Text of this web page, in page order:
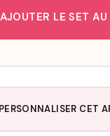
LE SET AU
CET